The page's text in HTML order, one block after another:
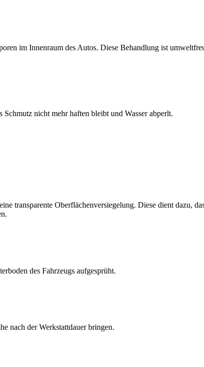
im Innenraum des Autos. Diese Behandlung ist
nicht mehr haften bleibt und Wasser abperlt.
transparente Oberflächenversiegelung. Diese dient dazu,
des Fahrzeugs aufgesprüht.
nach der Werkstattdauer bringen.